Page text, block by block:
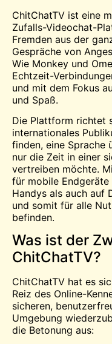
ChitChatTV ist eine
Zufalls-Videochat-
Fremden aus der
Gespräche von
Wie Monkey und
Echtzeit-
und mit dem Fokus
und Spaß.
Die Plattform richtet
internationales
finden, eine Sprache
nur die Zeit in einer
vertreiben möchte.
für mobile
Handys als auch auf
und somit für alle
befinden.
Was ist der
ChitChatTV?
ChitChatTV hat es
Reiz des Online-
sicheren,
Umgebung
die Betonung aus: